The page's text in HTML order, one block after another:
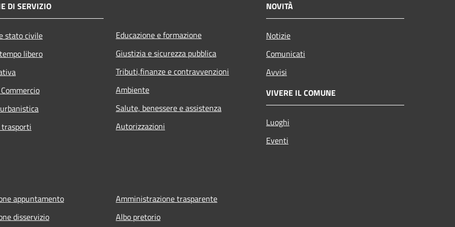
DI SERVIZIO
stato civile
libero
Educazione e formazione
Giustizia e sicurezza pubblica
Tributi,finanze e contravvenzioni
Ambiente
Salute, benessere e assistenza
Autorizzazioni
NOVITÀ
Notizie
Comunicati
Avvisi
VIVERE IL COMUNE
Luoghi
Eventi
appuntamento
disservizio
Amministrazione trasparente
Albo pretorio